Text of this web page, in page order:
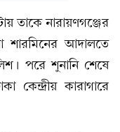
নারায়ণগঞ্জের
শারমিনের আদালতে
পরে শুনানি শেষে
কেন্দ্রীয় কারাগারে